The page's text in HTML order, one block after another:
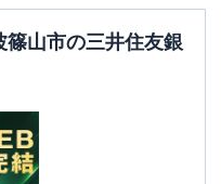
山市の三井住友銀